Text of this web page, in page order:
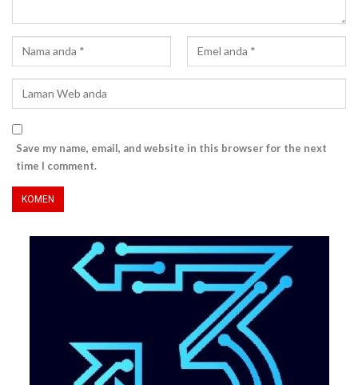
Save my name, email, and website in this browser for the next
time I comment.